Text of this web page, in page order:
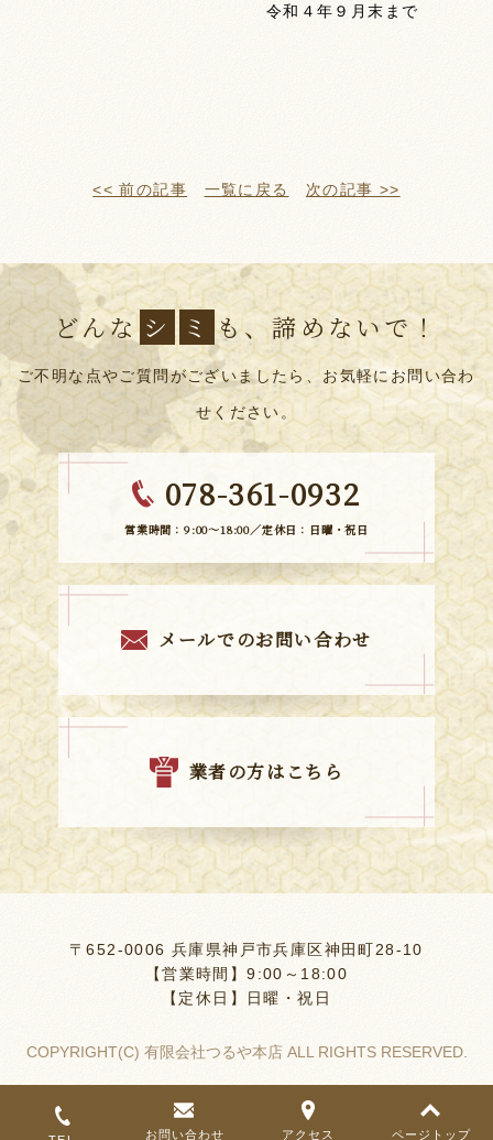
令和４年９月末まで
<< 前の記事 一覧に戻る 次の記事 >>
どんな シ ミ も、諦めないで！
ご不明な点やご質問がございましたら、お気軽にお問い合わ
せください。
078-361-0932
営業時間：9:00～18:00／定休日：日曜・祝日
メールでのお問い合わせ
業者の方はこちら
お問い合わせ アクセス ページトップ
〒652-0006 兵庫県神戸市兵庫区神田町28-10
【営業時間】9:00～18:00
【定休日】日曜・祝日
COPYRIGHT(C) 有限会社つるや本店 ALL RIGHTS RESERVED.